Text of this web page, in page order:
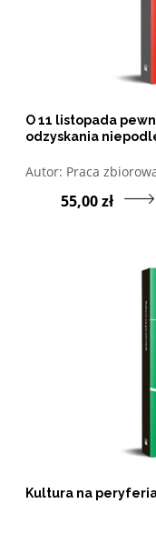
O 11 listopada
odzyskania
Autor: Otwórz w
Praca
55,00 zł
Kultura na